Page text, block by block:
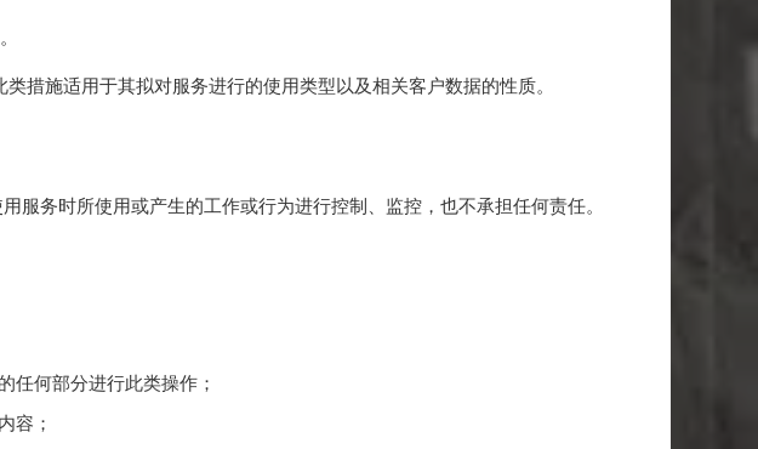
施适用于其拟对服务进行的使用类型以及相关客户数据的性质。
务时所使用或产生的工作或行为进行控制、监控，也不承担任何责任。
任何部分进行此类操作；
容；